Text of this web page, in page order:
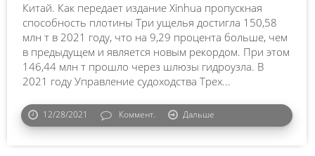
Китай. Как передает издание Xinhua пропускная
способность плотины Три ущелья достигла 150,58
млн т в 2021 году, что на 9,29 процента больше, чем
в предыдущем и является новым рекордом. При этом
146,44 млн т прошло через шлюзы гидроузла. В
2021 году Управление судоходства Трех...
12/28/2021 Коммент. Дальше